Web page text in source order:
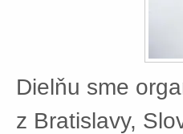
Dielňu sme
z Bratislavy,